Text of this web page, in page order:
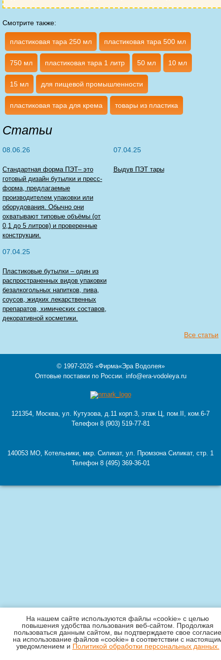
Смотрите также:
пластиковая тара 250 мл пластиковая тара 500 мл
750 мл пластиковая тара 1 литр 50 мл 10 мл
15 мл для пищевой промышленности
пластиковая тара для крема товары из пластика
Статьи
08.06.26
Стандартная форма ПЭТ– это
готовый дизайн бутылки и пресс-
форма, предлагаемые
производителем упаковки или
оборудования. Обычно они
охватывают типовые объёмы (от
0,1 до 5 литров) и проверенные
конструкции.
07.04.25
Выдув ПЭТ тары
07.04.25
Пластиковые бутылки – один из
распространенных видов упаковки
безалкогольных напитков, пива,
соусов, жидких лекарственных
препаратов, химических составов,
декоративной косметики.
Все cтатьи
© 1997-2026 «Фирма«Эра Водолея»
Оптовые поставки по России. info@era-vodoleya.ru
121354, Москва ул. Кутузова, д.11 корп.3, этаж Ц, пом.II, ком.6-7
Телефон 8 (903) 519-77-81
140053 МО Котельники мкр. Силикат, ул. Промзона Силикат, стр. 1
Телефон 8 (495) 369-36-01
На нашем сайте используются файлы «cookie» с целью
повышения удобства пользования веб-сайтом. Продолжая
пользоваться данным сайтом, вы подтверждаете свое согласие
на использование файлов «cookie» в соответствии с
уведомлением и Политикой обработки персональных данных.